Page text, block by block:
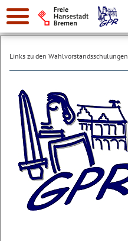
Suche:
Links zu den Wahlvorstandsschulungen